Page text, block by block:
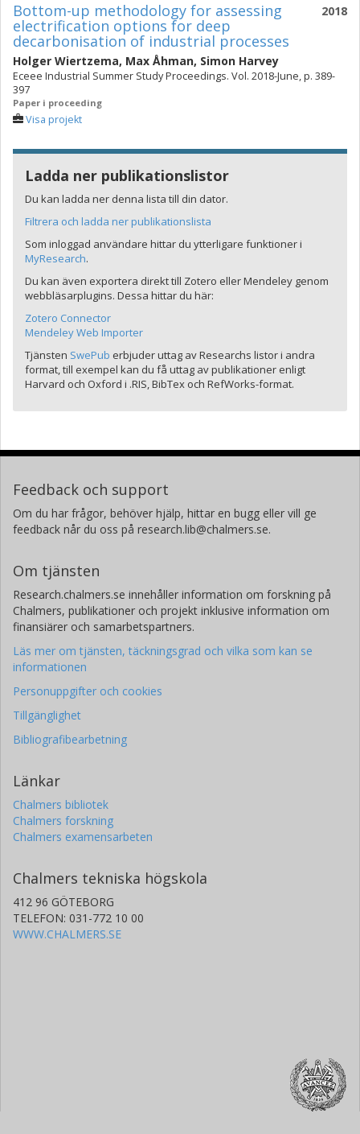
2018
Bottom-up methodology for assessing
electrification options for deep
decarbonisation of industrial processes
Holger Wiertzema, Max Åhman, Simon Harvey
Eceee Industrial Summer Study Proceedings. Vol. 2018-June, p. 389-
397
Paper i proceeding
Visa projekt
Ladda ner publikationslistor
Du kan ladda ner denna lista till din dator.
Filtrera och ladda ner publikationslista
Som inloggad användare hittar du ytterligare funktioner i
MyResearch.
Du kan även exportera direkt till Zotero eller Mendeley genom
webbläsarplugins. Dessa hittar du här:
Zotero Connector
Mendeley Web Importer
Tjänsten SwePub erbjuder uttag av Researchs listor i andra
format, till exempel kan du få uttag av publikationer enligt
Harvard och Oxford i .RIS, BibTex och RefWorks-format.
Feedback och support
Om du har frågor, behöver hjälp, hittar en bugg eller vill ge
feedback når du oss på research.lib@chalmers.se.
Om tjänsten
Research.chalmers.se innehåller information om forskning på
Chalmers, publikationer och projekt inklusive information om
finansiärer och samarbetspartners.
Läs mer om tjänsten, täckningsgrad och vilka som kan se
informationen
Personuppgifter och cookies
Tillgänglighet
Bibliografibearbetning
Länkar
Chalmers bibliotek
Chalmers forskning
Chalmers examensarbeten
Chalmers tekniska högskola
412 96 GÖTEBORG
TELEFON: 031-772 10 00
WWW.CHALMERS.SE